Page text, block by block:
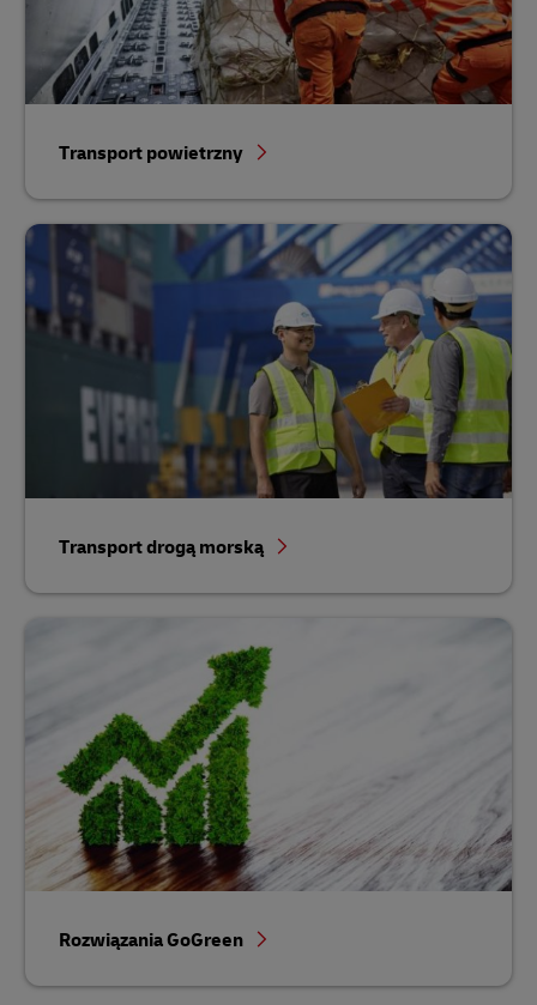
Transport powietrzny
Transport drogą morską
Rozwiązania GoGreen